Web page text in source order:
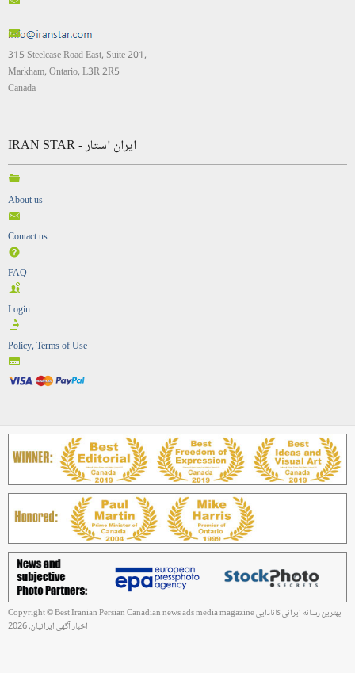
315 Steelcase Road East, Suite 201,
Markham, Ontario, L3R 2R5
Canada
IRAN STAR - ایران استار
About us
Contact us
FAQ
Login
Policy, Terms of Use
Copyright © Best Iranian Persian Canadian news ads media magazine بهترین رسانه ایرانی کانادایی
اخبار آگهی ایرانیان, 2026